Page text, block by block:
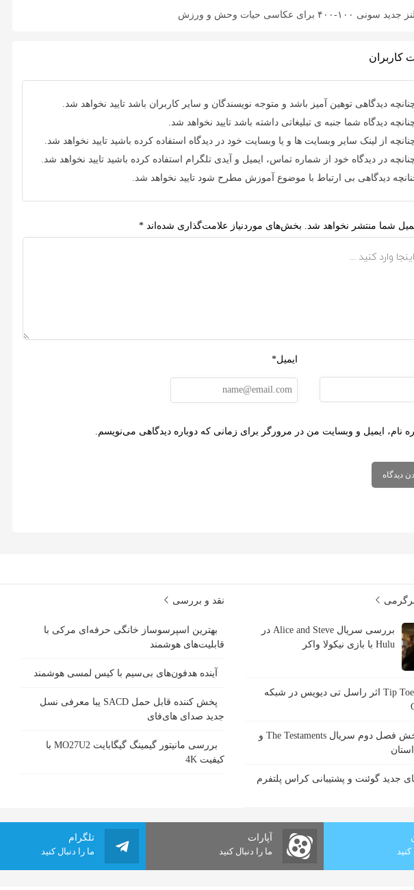
۴۰۰ برای عکاسی حیات وحش و ورزش
کاربران
دیدگاهی توهین آمیز باشد و متوجه نویسندگان و سایر کاربران باشد تایید نخواهد شد.
دیدگاه شما جنبه ی تبلیغاتی داشته باشد تایید نخواهد شد.
از لینک سایر وبسایت ها و یا وبسایت خود در دیدگاه استفاده کرده باشید تایید نخواهد شد.
در دیدگاه خود از شماره تماس، ایمیل و آیدی تلگرام استفاده کرده باشید تایید نخواهد شد.
دیدگاهی بی ارتباط با موضوع آموزش مطرح شود تایید نخواهد شد.
شما منتشر نخواهد شد. بخش‌های موردنیاز علامت‌گذاری شده‌اند *
ایمیل*
نام، ایمیل و وبسایت من در مرورگر برای زمانی که دوباره دیدگاهی می‌نویسم.
بررسی سریال Alice and Steve در
Hulu با بازی نیکولا واکر
سریال Tip Toe اثر راسل تی دیویس در شبکه
زمان پخش فصل دوم سریال The Testaments و
جدید گوئنت و پشتیبانی کراس پلتفرم
نقد و بررسی
بهترین اسپرسوساز خانگی حرفه‌ای مرکی با
قابلیت‌های هوشمند
آینده هدفون‌های بی‌سیم با کیس لمسی هوشمند
پخش کننده قابل حمل SACD یبا معرفی نسل
جدید صدای های‌فای
بررسی مانیتور گیمینگ گیگابایت MO27U2 با
کیفیت 4K
تلگرام
ما را دنبال کنید
آپارات
ما را دنبال کنید